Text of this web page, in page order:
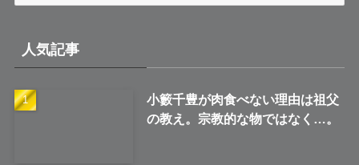
ブ
人気記事
小籔千豊が肉食べない理由は祖父
の教え。宗教的な物ではなく…。